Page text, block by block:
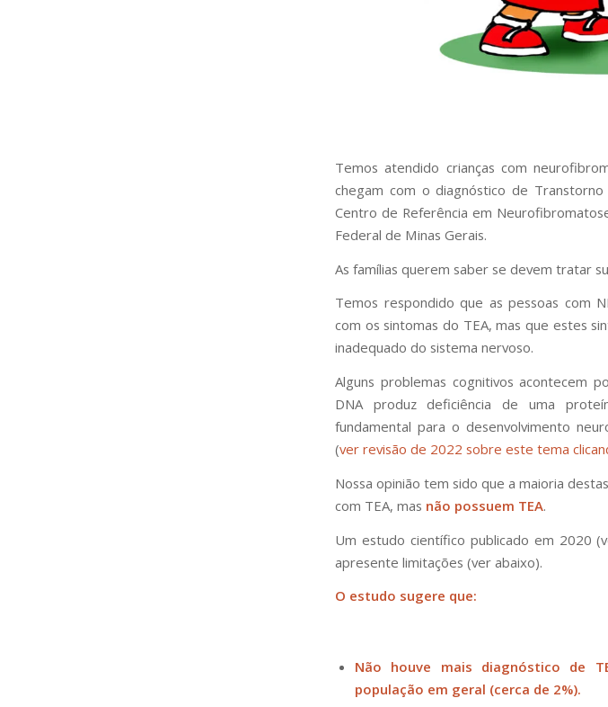
Temos atendido crianças com
chegam com o diagnóstico de
Centro de Referência em
Federal de Minas Gerais.
As famílias querem saber se devem tratar
Temos respondido que as pessoas com
com os sintomas do TEA, mas que estes
inadequado do sistema nervoso.
Alguns problemas cognitivos acontecem
DNA produz deficiência de uma
fundamental para o desenvolvimento
(ver revisão de 2022 sobre este tema
Nossa opinião tem sido que a maioria
com TEA, mas não possuem TEA.
Um estudo científico publicado em 2020
apresente limitações (ver abaixo).
O estudo sugere que:
Não houve mais diagnóstico de
população em geral (cerca de 2%).